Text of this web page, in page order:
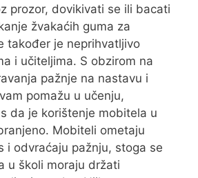
prozor, dovikivati se ili bacati
žvakaćih guma za
također je neprihvatljivo
i učiteljima. S obzirom na
pažnje na nastavu i
pomažu u učenju,
da je korištenje mobitela u
Mobiteli ometaju
i odvraćaju pažnju, stoga se
u školi moraju držati